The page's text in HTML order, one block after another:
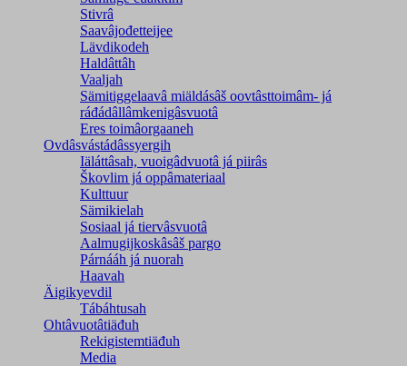
Stivrâ
Saavâjođetteijee
Lävdikodeh
Haldâttâh
Vaaljah
Sämitiggelaavâ miäldásâš oovtâsttoimâm- já
ráđádâllâmkenigâsvuotâ
Eres toimâorgaaneh
Ovdâsvástádâssyergih
Iäláttâsah, vuoigâdvuotâ já piirâs
Škovlim já oppâmateriaal
Kulttuur
Sämikielah
Sosiaal já tiervâsvuotâ
Aalmugijkoskâsâš pargo
Párnááh já nuorah
Haavah
Äigikyevdil
Tábáhtusah
Ohtâvuotâtiäđuh
Rekigistemtiäđuh
Media